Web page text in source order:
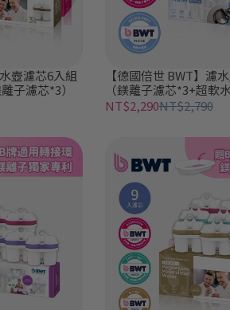
壺濾芯6入組
子濾芯*3）
【德國倍世 BWT】濾
（鎂離子濾芯*3+超軟
NT$2,290NT$2,790